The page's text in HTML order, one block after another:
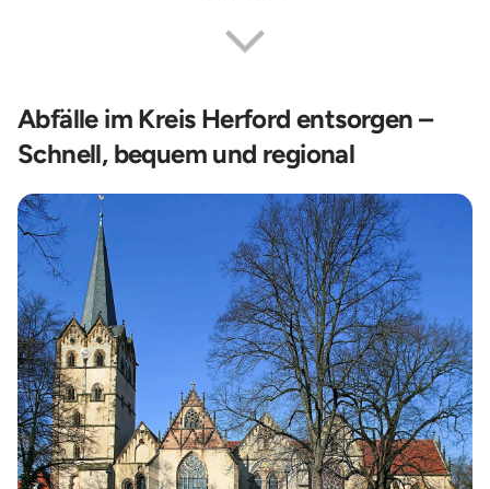
Abfälle im Kreis Herford entsorgen –
Schnell, bequem und regional